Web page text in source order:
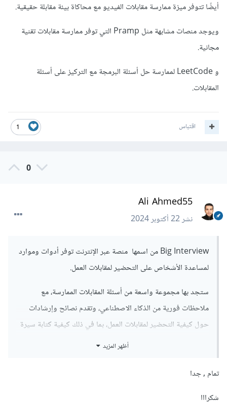
أيضًا تتوفر ميزة ممارسة مقابلات الفيديو مع محاكاة بيئة مقابلة حقيقية.
ويوجد منصات مشابهة مثل Pramp التي توفر ممارسة مقابلات تقنية
مجانية.
و LeetCode لممارسة حل أسئلة البرمجة مع التركيز على أسئلة
المقابلات.
1 اقتباس
0
Ali Ahmed55
نشر22 أكتوبر 2024
Big Interview من اسمها منصة عبر الإنترنت توفر أدوات وموارد
لمساعدة الأشخاص على التحضير لمقابلات العمل.
ستجد بها مجموعة واسعة من أسئلة المقابلات الممارسة، مع
ملاحظات فورية من الذكاء الاصطناعي، وتقدم نصائح وإرشادات
حول كيفية التحضير لمقابلات العمل، بما في ذلك كيفية كتابة سيرة
ذاتية قوية، وكيفية الإجابة على أسئلة صعبة، وكيفية التفاوض على
أيضًا خدمة مراجعة سيرة ذاتية من قبل خبراء في مجال التوظيف،
وميزة ممارسة مقابلات الفيديو مع محاكاة بيئة مقابلة حقيقية.
أظهر المزيد
تمام , جدا
شكرااا